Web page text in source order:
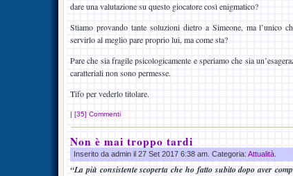
dare una valutazione su questo giocatore così enigmatico?
Stiamo provando tante soluzioni dietro a Simeone, ma l’unico
servirlo al meglio pare proprio lui, ma come sta?
Pare che sia fragile psicologicamente e speriamo che sia
caratteriali non sono permesse.
Tifo per vederlo titolare.
| [35] Commenti
Non è mai troppo tardi
Inserito da admin il 27 Set 2017 6:38 am. Categoria: Attualità
“La più consistente scoperta che ho fatto subito dopo aver